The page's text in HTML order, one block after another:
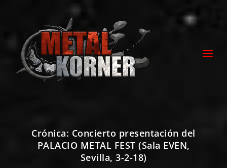
Crónica: Concierto presentación del
PALACIO METAL FEST (Sala EVEN,
Sevilla, 3-2-18)